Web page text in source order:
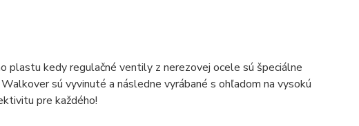
plastu kedy regulačné ventily z nerezovej ocele sú špeciálne
sú vyvinuté a následne vyrábané s ohľadom na vysokú
pre každého!